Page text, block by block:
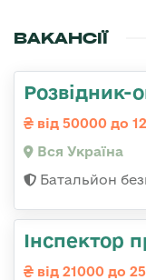
ВАКАНСІЇ
від 50000 до
Вся Україна
Батальйон
Інспектор
від 21000 до